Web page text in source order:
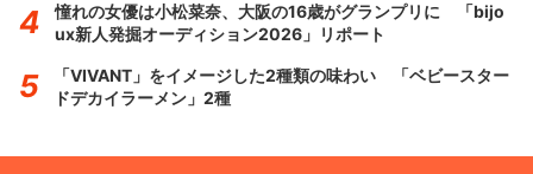
憧れの女優は小松菜奈、大阪の16歳がグランプリに 「bijo
ux新人発掘オーディション2026」リポート
「VIVANT」をイメージした2種類の味わい 「ベビースター
ドデカイラーメン」2種